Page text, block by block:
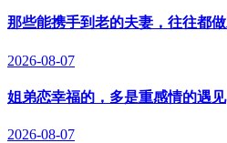
那些能携手到老的夫妻，往往都
2026-08-07
姐弟恋幸福的，多是重感情的遇见
2026-08-07